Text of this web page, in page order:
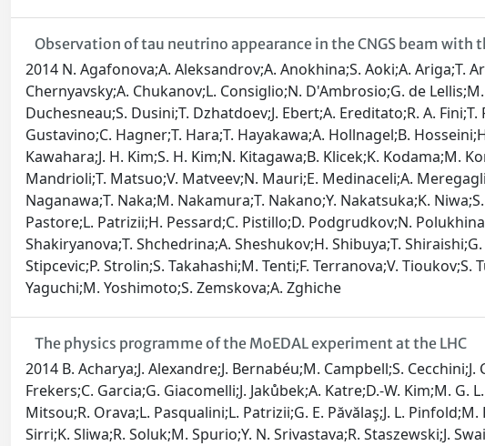
Observation of tau neutrino appearance in the CNGS beam with
2014 N. Agafonova;A. Aleksandrov;A. Anokhina;S. Aoki;A. Ariga;T.
Chernyavsky;A. Chukanov;L. Consiglio;N. D'Ambrosio;G. de
Duchesneau;S. Dusini;T. Dzhatdoev;J. Ebert;A. Ereditato;R. A.
Gustavino;C. Hagner;T. Hara;T. Hayakawa;A. Hollnagel;B.
Kawahara;J. H. Kim;S. H. Kim;N. Kitagawa;B. Klicek;K. Kodama;M.
Mandrioli;T. Matsuo;V. Matveev;N. Mauri;E. Medinaceli;A.
Naganawa;T. Naka;M. Nakamura;T. Nakano;Y. Nakatsuka;K.
Pastore;L. Patrizii;H. Pessard;C. Pistillo;D. Podgrudkov;N.
Shakiryanova;T. Shchedrina;A. Sheshukov;H. Shibuya;T.
Stipcevic;P. Strolin;S. Takahashi;M. Tenti;F. Terranova;V.
Yaguchi;M. Yoshimoto;S. Zemskova;A. Zghiche
The physics programme of the MoEDAL experiment at the LHC
2014 B. Acharya;J. Alexandre;J. Bernabéu;M. Campbell;S.
Frekers;C. Garcia;G. Giacomelli;J. Jakůbek;A. Katre;D.-W. Kim;M.
Mitsou;R. Orava;L. Pasqualini;L. Patrizii;G. E. Păvălaş;J. L.
Sirri;K. Sliwa;R. Soluk;M. Spurio;Y. N. Srivastava;R. Staszewski;J.